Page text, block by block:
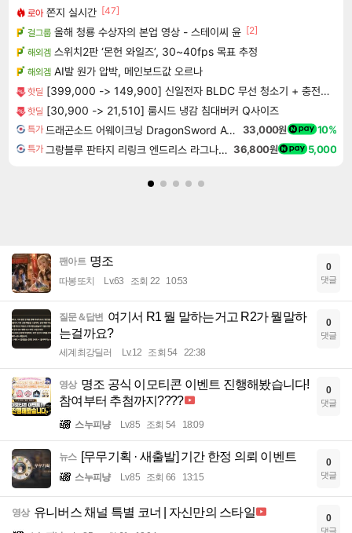
로아 쫀지 실시간 [47]
걸그룹 올해 청룡 수상자의 본업 영상 - 스테이씨 윤 [2]
해외겜 스위치2판 ‘몬헌 와일즈’, 30~40fps 목표 추정
해외겜 AI발 원가 압박, 메인보드값 오르나
핫딜 [399,000 -> 149,900] 신일전자 BLDC 무선 청소기 + 충전거치대
핫딜 [30,900 -> 21,510] 룸시드 냉감 침대버커 Q사이즈
특가 드래곤소드 어웨이크닝 DragonSword Awakening 33,000원 10%
특가 그랑블루 판타지 리링크 엔드리스 라그나로크 업그레이드 킷 Granblue Fantasy Relink Endless Ragnarok Upgrade Kit DLC 36,800원 5,000
팬아트 명조
따봉또치 Lv.63 조회 22 10:53
0
댓글
질문＆답변 여기서 R1 뭘 말하는거고 R2가 뭘말하
는걸까요?
세계최강딜러 Lv.12 조회 54 22:38
0
댓글
영상 명조 공식 이모티콘 이벤트 진행해봤습니다!
참여부터 추첨까지????
스누피냥 Lv.85 조회 54 18:09
0
댓글
뉴스 [무무기획 · 새출발] 기간 한정 의뢰 이벤트
스누피냥 Lv.85 조회 66 13:15
0
댓글
영상 유니버스 채널 특별 코너 | 자신만의 스타일 0
댓글